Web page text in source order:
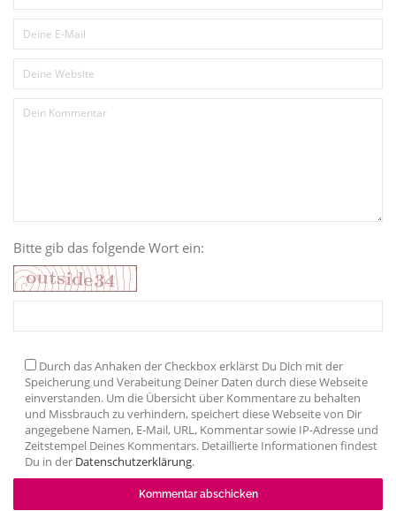
Bitte gib das folgende Wort ein:
Durch das Anhaken der Checkbox erklärst Du Dich mit der
Speicherung und Verabeitung Deiner Daten durch diese Webseite
einverstanden. Um die Übersicht über Kommentare zu behalten
und Missbrauch zu verhindern, speichert diese Webseite von Dir
angegebene Namen, E-Mail, URL, Kommentar sowie IP-Adresse und
Zeitstempel Deines Kommentars. Detaillierte Informationen findest
Du in der Datenschutzerklärung.